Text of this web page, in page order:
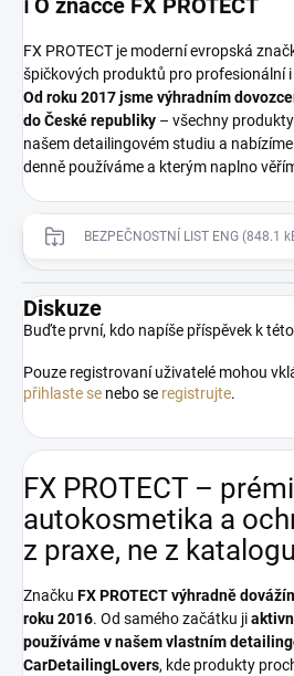
ℹ️ O značce FX PROTECT
FX PROTECT je moderní evropská
špičkových produktů pro profesionální
Od roku 2017 jsme výhradním
do České republiky – všechny
našem detailingovém studiu a
denně používáme a kterým naplno
BEZPEČNOSTNÍ LIST ENG (848.1
Diskuze
Buďte první, kdo napíše příspěvek k
Pouze registrovaní uživatelé mohou
přihlaste se nebo se registrujte.
FX PROTECT –
autokosmetika a
z praxe, ne z katalogu
Značku FX PROTECTvýhradně
roku 2016. Od samého začátku ji
používáme v našem vlastním
CarDetailingLovers, kde produkty